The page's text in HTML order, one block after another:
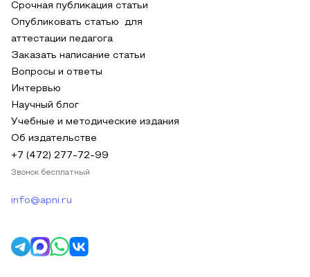
Срочная публикация статьи
Опубликовать статью для
аттестации педагога
Заказать написание статьи
Вопросы и ответы
Интервью
Научный блог
Учебные и методические издания
Об издательстве
+7 (472) 277-72-99
Звонок бесплатный
info@apni.ru